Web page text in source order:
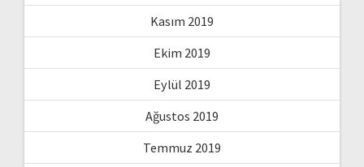
Kasım 2019
Ekim 2019
Eylül 2019
Ağustos 2019
Temmuz 2019